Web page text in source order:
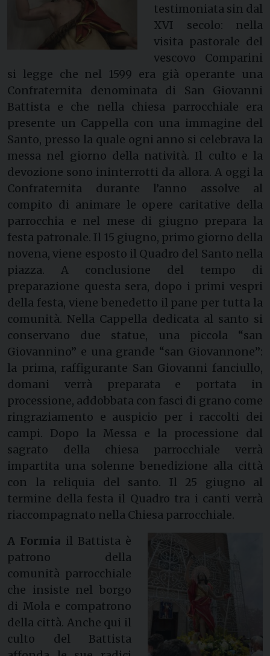
testimoniata sin dal
XVI secolo: nella
visita pastorale del
vescovo Comparini
si legge che nel 1599 era già operante una
Confraternita denominata di San Giovanni
Battista e che nella chiesa parrocchiale era
presente un Cappella con una immagine del
Santo, presso la quale ogni anno si celebrava la
messa nel giorno della natività. Il culto e la
devozione sono ininterrotti da allora. A oggi la
Confraternita durante l’anno assolve al
compito di animare le opere caritative della
parrocchia e nel mese di giugno prepara la
festa patronale. Il 15 giugno, primo giorno della
novena, viene esposto il Quadro del Santo nella
piazza. A conclusione del tempo di
preparazione questa sera, dopo i primi vespri
della festa, viene benedetto il pane per tutta la
comunità. Nella Cappella dedicata al santo si
conservano due statue, una piccola “san
Giovannino” e una grande “san Giovannone”:
la prima, raffigurante San Giovanni fanciullo,
domani verrà preparata e portata in
processione, addobbata con fasci di grano come
ringraziamento e auspicio per i raccolti dei
campi. Dopo la Messa e la processione dal
sagrato della chiesa parrocchiale verrà
impartita una solenne benedizione alla città
con la reliquia del santo. Il 25 giugno al
termine della festa il Quadro tra i canti verrà
riaccompagnato nella Chiesa parrocchiale.
A Formia il Battista è
patrono della
comunità parrocchiale
che insiste nel borgo
di Mola e compatrono
della città. Anche qui il
culto del Battista